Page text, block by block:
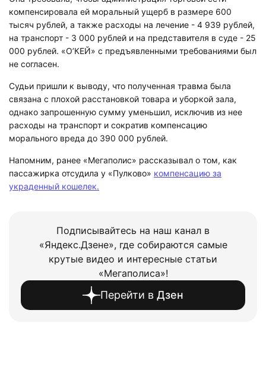
компенсировала ей моральный ущерб в размере 600
тысяч рублей, а также расходы на лечение - 4 939 рублей,
на транспорт - 3 000 рублей и на представителя в суде - 25
000 рублей. «О’КЕЙ» с предъявленными требованиями был
не согласен.
Судьи пришли к выводу, что полученная травма была
связана с плохой расстановкой товара и уборкой зала,
однако запрошенную сумму уменьшил, исключив из нее
расходы на транспорт и сократив компенсацию
морального вреда до 390 000 рублей.
Напомним, ранее «Мегаполис» рассказывал о том, как
пассажирка отсудила у «Пулково» компенсацию за
украденный кошелек.
Подписывайтесь на наш канал в
«Яндекс.Дзене», где собираются самые
крутые видео и интересные статьи
«Мегаполиса»!
Перейти в Дзен